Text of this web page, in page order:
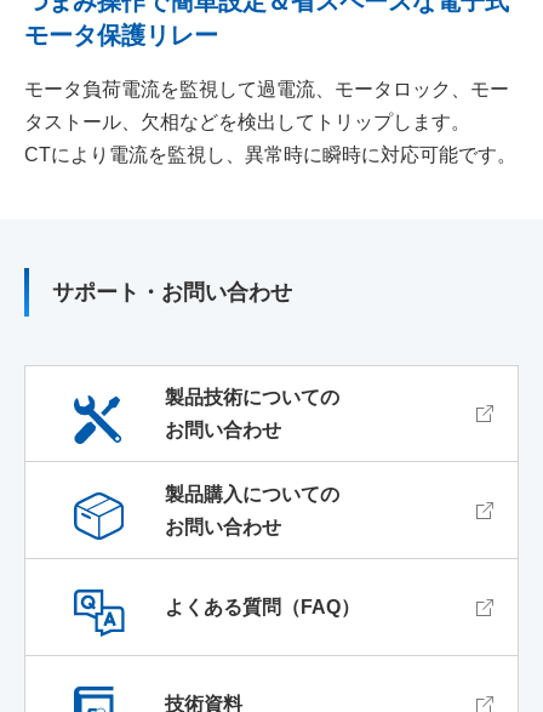
モータ保護リレー
モータ負荷電流を監視して過電流、モータロック、モー
タストール、欠相などを検出してトリップします。
CTにより電流を監視し、異常時に瞬時に対応可能です。
サポート・お問い合わせ
製品技術についての
お問い合わせ
製品購入についての
お問い合わせ
よくある質問（FAQ）
技術資料